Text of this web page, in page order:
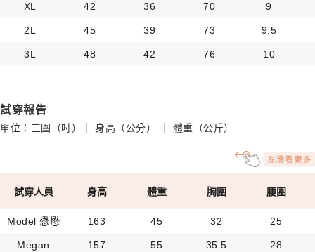
XL 42 36 70 9
2L 45 39 73 9.5
3L 48 42 76 10
試穿報告
單位：三圍（吋）｜ 身高（公分） ｜ 體重（公斤）
試穿人員 身高 體重 胸圍 腰圍
Model 懋懋 163 45 32 25
Megan 157 55 35.5 28